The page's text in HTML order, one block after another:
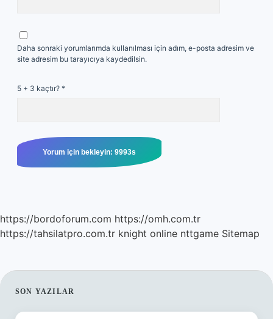
Daha sonraki yorumlarımda kullanılması için adım, e-posta adresim ve
site adresim bu tarayıcıya kaydedilsin.
5 + 3 kaçtır? *
https://bordoforum.com https://omh.com.tr
https://tahsilatpro.com.tr knight online nttgame Sitemap
SIDEBAR
SON YAZILAR